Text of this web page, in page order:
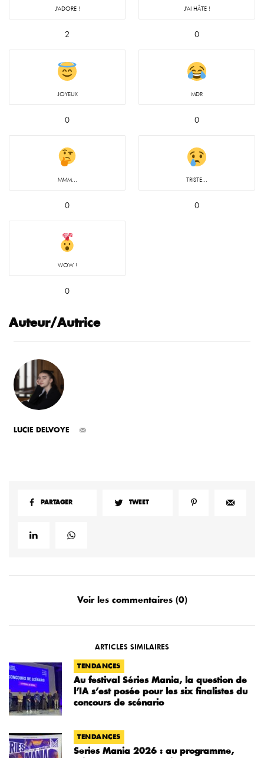
J'ADORE !
2
J'AI HÂTE !
0
JOYEUX
0
MDR
0
MMM...
0
TRISTE...
0
WOW !
0
Auteur/Autrice
LUCIE DELVOYE
PARTAGER TWEET
Voir les commentaires (0)
ARTICLES SIMILAIRES
TENDANCES
Au festival Séries Mania, la question de
l’IA s’est posée pour les six finalistes du
concours de scénario
TENDANCES
Series Mania 2026 : au programme,